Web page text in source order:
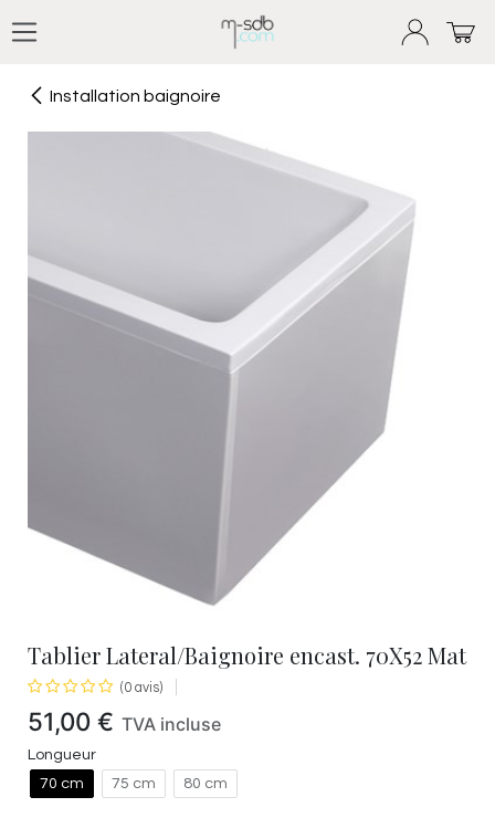
Installation baignoire
Tablier Lateral/Baignoire encast. 70X52 Mat
(0 avis)
51,00 € TVA incluse
Longueur
70 cm 75 cm 80 cm